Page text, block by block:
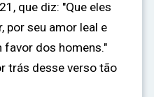
que diz: "Que eles
por seu amor leal e
favor dos homens."
trás desse verso tão